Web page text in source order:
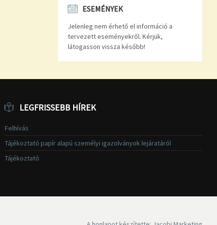
ESEMÉNYEK
Jelenleg nem érhető el információ a
tervezett eseményekről. Kérjük,
látogasson vissza később!
LEGFRISSEBB HÍREK
Felhívás
Tájékoztató papír alapú személyi igazolványok lejáratáról
Tájékoztató